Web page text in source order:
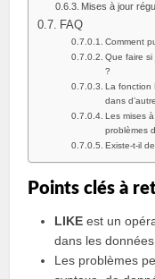
Mises à jour
FAQ
Comment
Que faire si
?
La fonction
dans
Les mises
problèmes
Existe-t-il
Points clés à
LIKE est un
dans les
Les problèmes